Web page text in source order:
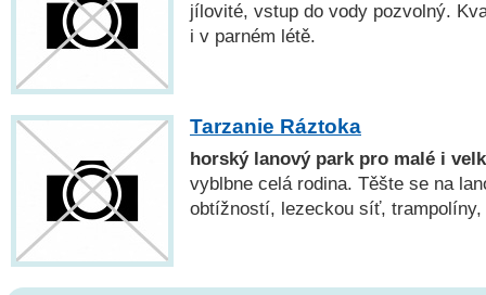
jílovité, vstup do vody pozvolný.
i v parném létě.
Tarzanie Ráztoka
horský lanový park pro malé i
vyblbne celá rodina. Těšte se na
obtížností, lezeckou síť, trampolíny,